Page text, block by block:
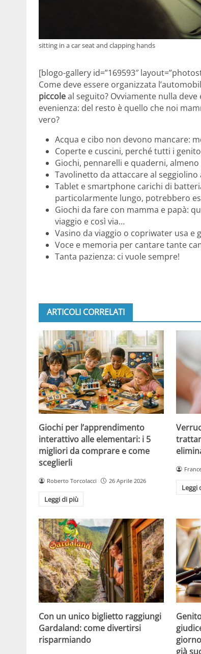
sitting in a car seat and clapping hands
[blogo-gallery id=”169593″
Come deve essere organizzata
piccoleal seguito? Ovviamente nulla
evenienza: del resto è quello che noi
vero?
Acqua e cibo non devono mancare:
Coperte e cuscini, perché tutti i
Giochi, pennarelli e quaderni,
Tavolinetto da attaccare al
Tablet e smartphone carichi di
particolarmente lungo, potrebbero
Giochi da fare con mamma e papà:
viaggio e così via…
Vasino da viaggio o copriwater usa e
Voce e memoria per cantare tante
Tanta pazienza: ci vuole sempre!
ARTICOLI CORRELATI
Giochi per l’apprendimento
interattivo alle elementari: i 5
migliori da comprare e come
sceglierli
Roberto Torcolacci 26 Aprile 2026
Leggi di più
Leggi
Con un unico biglietto raggiungi
Gardaland: come divertirsi
risparmiando
già